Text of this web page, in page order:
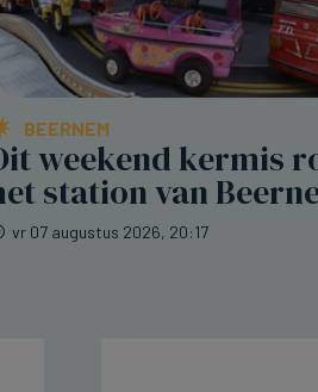
BEERNEM
weekend kermis
station van
vr 07 augustus 2026, 20:17